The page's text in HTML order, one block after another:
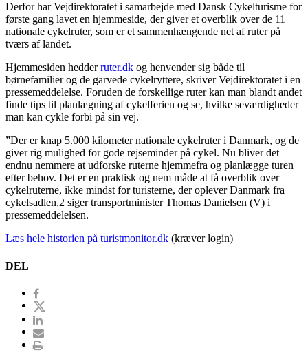
Derfor har Vejdirektoratet i samarbejde med Dansk Cykelturisme for
første gang lavet en hjemmeside, der giver et overblik over de 11
nationale cykelruter, som er et sammenhængende net af ruter på
tværs af landet.
Hjemmesiden hedderruter.dk og henvender sig både til
børnefamilier og de garvede cykelryttere, skriver Vejdirektoratet i en
pressemeddelelse. Foruden de forskellige ruter kan man blandt andet
finde tips til planlægning af cykelferien og se, hvilke seværdigheder
man kan cykle forbi på sin vej.
”Der er knap 5.000 kilometer nationale cykelruter i Danmark, og de
giver rig mulighed for gode rejseminder på cykel. Nu bliver det
endnu nemmere at udforske ruterne hjemmefra og planlægge turen
efter behov. Det er en praktisk og nem måde at få overblik over
cykelruterne, ikke mindst for turisterne, der oplever Danmark fra
cykelsadlen,2 siger transportminister Thomas Danielsen (V) i
pressemeddelelsen.
Læs hele historien på turistmonitor.dk (kræver login)
DEL